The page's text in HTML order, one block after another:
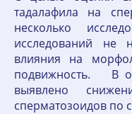
тадалафила на
несколько
исследований не
влияния на
подвижность. В
выявлено
сперматозоидов по